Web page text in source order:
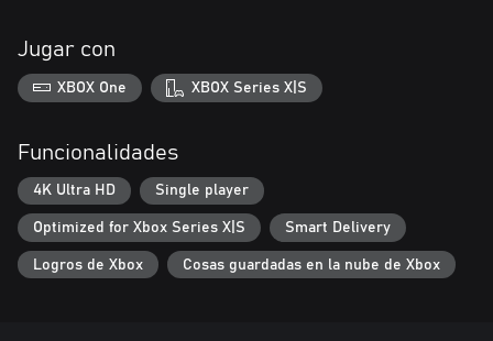
Jugar con
XBOX One XBOX Series X|S
Funcionalidades
4K Ultra HD Single player
Optimized for Xbox Series X|S Smart Delivery
Logros de Xbox Cosas guardadas en la nube de Xbox